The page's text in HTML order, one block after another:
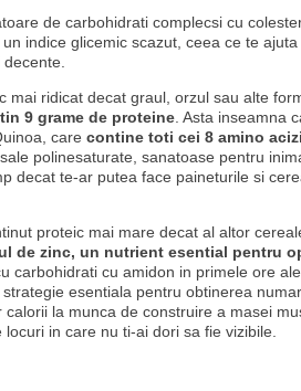
de carbohidrati complecsi cu
indice glicemic scazut, ceea ce te
mai ridicat decat graul, orzul sau alte
9 grame de proteine. Asta inseamna
care contine toti cei 8 amino
polinesaturate, sanatoase pentru
decat te-ar putea face paineturile si
proteic mai mare decat al altor
de zinc, un nutrient esential pentru
carbohidrati cu amidon in primele ore
esentiala pentru obtinerea
la munca de construire a masei
in care nu ti-ai dori sa fie vizibile.